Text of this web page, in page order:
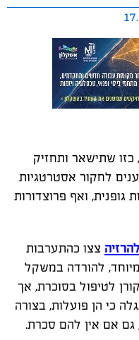
שתישאר ותחזיק
לחקור אסטרטגיות
גופנית, ואף פרוצדורות
צצו כהתערבות
להורדה במשקל
לטיפול בסוכרת, אך
כי הן פועלות, בצורה
אם אין להם סכרת.